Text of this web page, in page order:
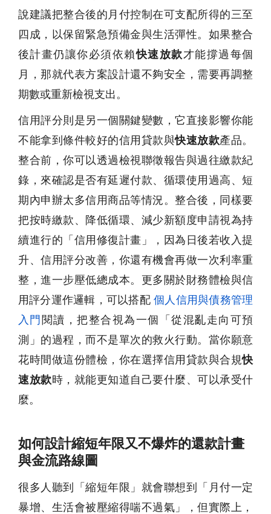
說建議把整合後的月付控制在可支配所得的三至
四成，以保留緊急預備金與生活彈性。如果整合
後計畫仍讓你必須依賴快速放款才能撐過每個
月，那就代表方案設計還不夠安全，需要再調整
期數或重新檢視支出。
信用評分則是另一個關鍵變數，它直接影響你能
不能拿到條件較好的信用貸款與快速放款產品。
整合前，你可以透過檢視聯徵報告與過往繳款紀
錄，來確認是否有延遲付款、循環使用過高、短
期內申辦太多信用商品等情況。整合後，同樣要
把按時繳款、降低循環、減少新額度申請視為持
續進行的「信用修復計畫」，因為日後若收入提
升、信用評分改善，你還有機會再做一次利率重
整，進一步壓低總成本。更多關於財務體檢與信
用評分運作邏輯，可以搭配個人信用與債務管理
入門 閱讀，把整合視為一個「從混亂走向可預
測」的過程，而不是單次的救火行動。當你願意
花時間做這份體檢，你在選擇信用貸款與合規快
速放款時，就能更知道自己要什麼、可以承受什
麼。
如何設計縮短年限又不爆炸的還款計畫
與金流路線圖
很多人聽到「縮短年限」就會聯想到「月付一定
暴增、生活會被壓縮得喘不過氣」，但實際上，